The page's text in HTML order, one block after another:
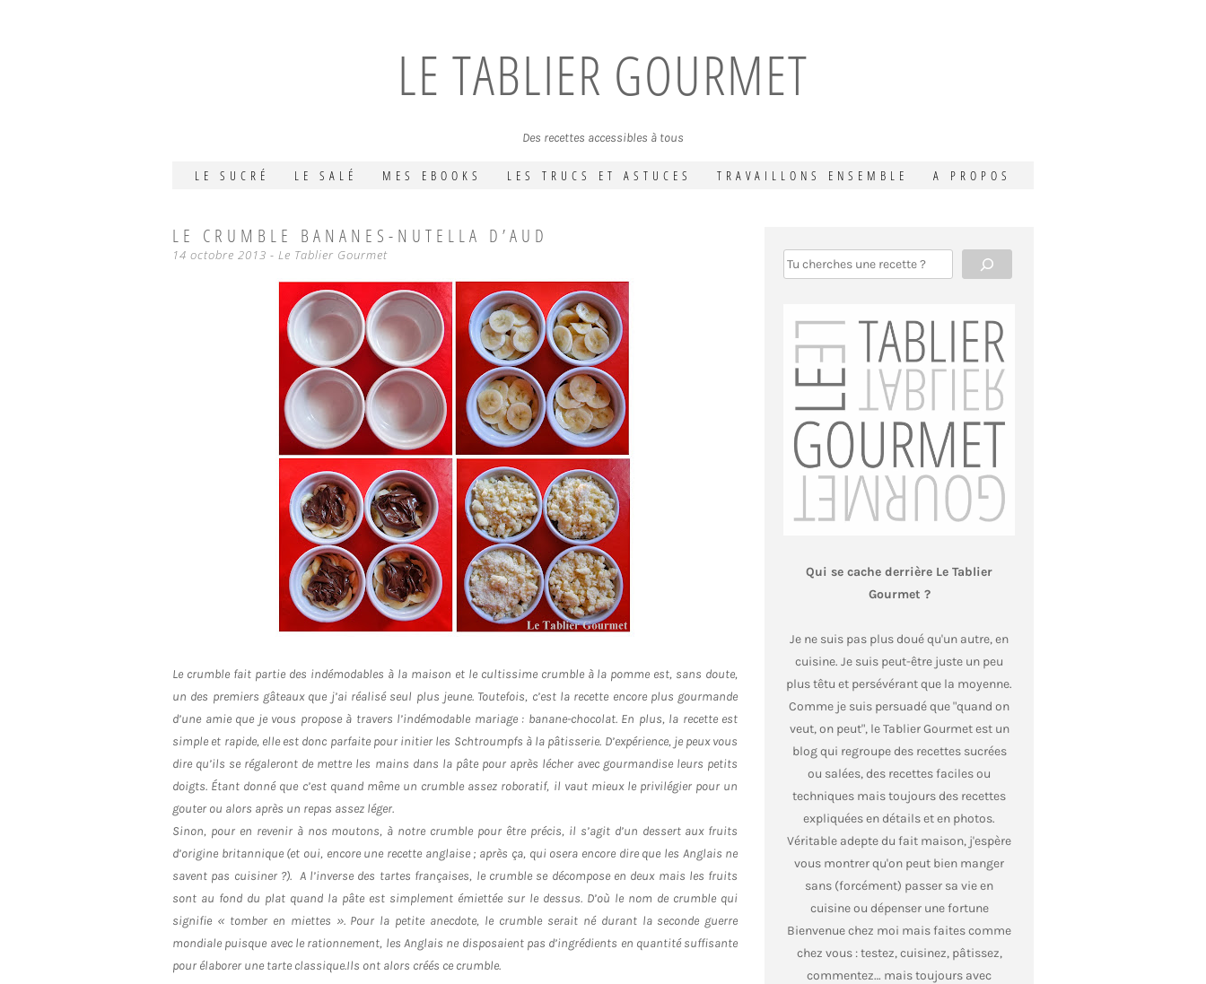
LE TABLIER GOURMET
Des recettes accessibles à tous
SKIPLE SUCRÉ LE SALÉ MES EBOOKS LES TRUCS ET ASTUCES TRAVAILLONS ENSEMBLE A PROPOS
LE CRUMBLE BANANES-NUTELLA D’AUD
14 octobre 2013 - Le Tablier Gourmet
Le crumble fait partie des indémodables à la maison et le cultissime crumble à la pomme est, sans doute,
un des premiers gâteaux que j’ai réalisé seul plus jeune. Toutefois, c’est la recette encore plus gourmande
d’une amie que je vous propose à travers l’indémodable mariage : banane-chocolat. En plus, la recette est
simple et rapide, elle est donc parfaite pour initier les Schtroumpfs à la pâtisserie. D’expérience, je peux vous
dire qu’ils se régaleront de mettre les mains dans la pâte pour après lécher avec gourmandise leurs petits
doigts. Étant donné que c’est quand même un crumble assez roboratif, il vaut mieux le privilégier pour un
gouter ou alors après un repas assez léger.
Sinon, pour en revenir à nos moutons, à notre crumble pour être précis, il s’agit d’un dessert aux fruits
d’origine britannique (et oui, encore une recette anglaise ; après ça, qui osera encore dire que les Anglais ne
savent pas cuisiner ?). A l’inverse des tartes françaises, le crumble se décompose en deux mais les fruits
sont au fond du plat quand la pâte est simplement émiettée sur le dessus. D’où le nom de crumble qui
signifie « tomber en miettes ». Pour la petite anecdote, le crumble serait né durant la seconde guerre
mondiale puisque avec le rationnement, les Anglais ne disposaient pas d’ingrédients en quantité suffisante
pour élaborer une tarte classique.Ils ont alors créés ce crumble.
Qui se cache derrière Le Tablier
Gourmet ?
Je ne suis pas plus doué qu'un autre, en
cuisine. Je suis peut-être juste un peu
plus têtu et persévérant que la moyenne.
Comme je suis persuadé que "quand on
veut, on peut", le Tablier Gourmet est un
blog qui regroupe des recettes sucrées
ou salées, des recettes faciles ou
techniques mais toujours des recettes
expliquées en détails et en photos.
Véritable adepte du fait maison, j'espère
vous montrer qu'on peut bien manger
sans (forcément) passer sa vie en
cuisine ou dépenser une fortune
Bienvenue chez moi mais faites comme
chez vous : testez, cuisinez, pâtissez,
commentez… mais toujours avec